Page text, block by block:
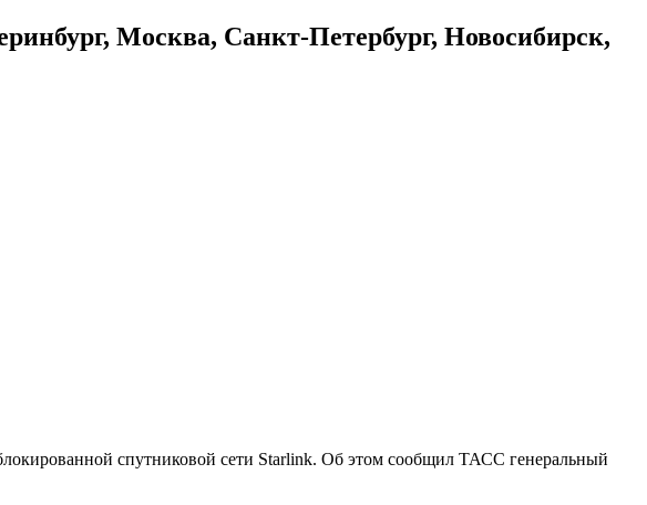
Москва, Санкт-Петербург, Новосибирск,
спутниковой сети Starlink. Об этом сообщил ТАСС генеральный